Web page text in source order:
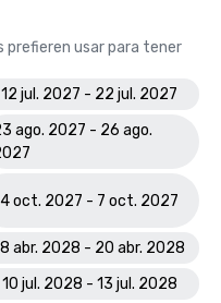
prefieren usar para tener
12 jul. 2027 - 22 jul. 2027
ago. 2027 - 26 ago.
4 oct. 2027 - 7 oct. 2027
abr. 2028 - 20 abr. 2028
10 jul. 2028 - 13 jul. 2028